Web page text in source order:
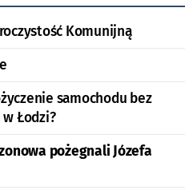
Komunijną
samochodu bez
Łodzi?
pożegnali Józefa